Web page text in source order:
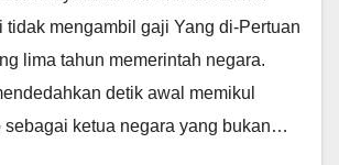
tidak mengambil gaji Yang di-Pertuan
lima tahun memerintah negara.
detik awal memikul
sebagai ketua negara yang bukan…